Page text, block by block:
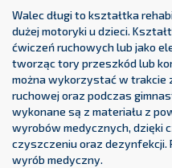
Walec długi to kształtka
dużej motoryki u dzieci.
ćwiczeń ruchowych lub jako
tworząc tory przeszkód lub
można wykorzystać w trakcie
ruchowej oraz podczas
wykonane są z materiału z
wyrobów medycznych, dzięki
czyszczeniu oraz dezynfekcji.
wyrób medyczny.